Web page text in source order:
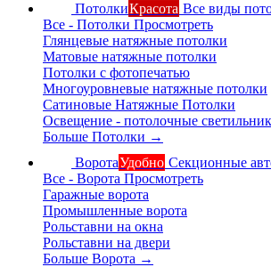
ПотолкиКрасота Все виды
Все - Потолки Просмотреть
Глянцевые натяжные потолки
Матовые натяжные потолки
Потолки с фотопечатью
Многоуровневые натяжные потолки
Сатиновые Натяжные Потолки
Освещение - потолочные
Больше Потолки →
ВоротаУдобно Секционные
Все - Ворота Просмотреть
Гаражные ворота
Промышленные ворота
Рольставни на окна
Рольставни на двери
Больше Ворота →